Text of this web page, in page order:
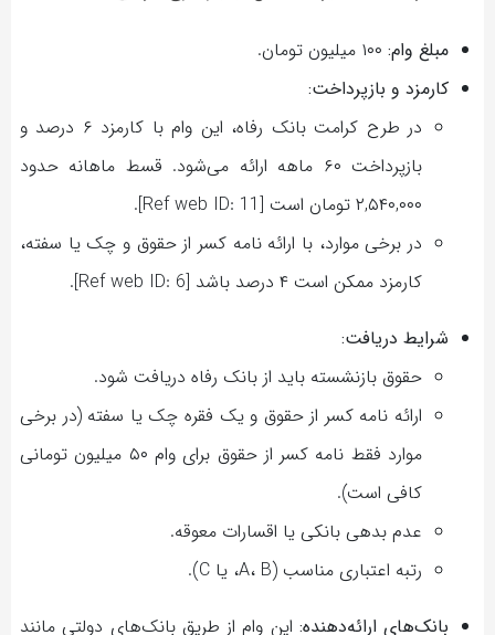
مبلغ وام:
کارمزد و بازپرداخت:
در طرح کرامت بانک رفاه، این وام با کارمزد ۶ درصد و
بازپرداخت ۶۰ ماهه ارائه می‌شود. قسط ماهانه حدود
۲,۵۴۰,۰۰۰ تومان است [Ref web ID: 11].
در برخی موارد، با ارائه نامه کسر از حقوق و چک یا سفته،
کارمزد ممکن است ۴ درصد باشد [Ref web ID: 6].
شرایط دریافت:
حقوق بازنشسته باید از بانک رفاه دریافت شود.
ارائه نامه کسر از حقوق و یک فقره چک یا سفته (در برخی
موارد فقط نامه کسر از حقوق برای وام ۵۰ میلیون تومانی
کافی است).
عدم بدهی بانکی یا اقسارات معوقه.
رتبه اعتباری مناسب (A، B، یا C).
بانک‌های ارائه‌دهنده: این وام از طریق بانک‌های دولتی مانند